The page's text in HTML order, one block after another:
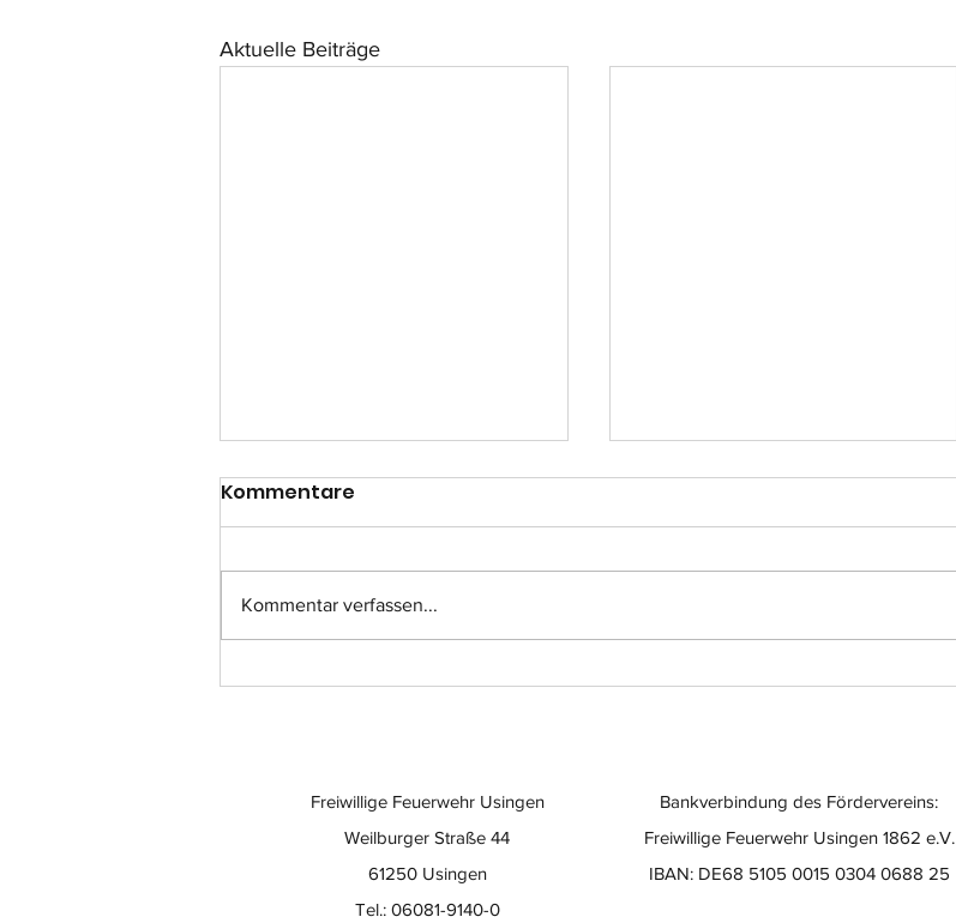
Aktuelle Beiträge
Einsatz-Nr.: 057
Kommentare
Kommentar verfassen...
Bankverbindung des Fördervereins:
Freiwillige Feuerwehr Usingen 1862 e.V.
IBAN: DE68 5105 0015 0304 0688 25
Freiwillige Feuerwehr Usingen
Weilburger Straße 44
61250 Usingen
Tel.: 06081-9140-0